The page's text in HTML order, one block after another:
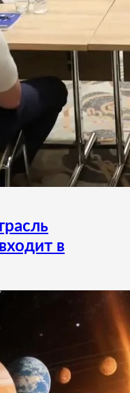
в